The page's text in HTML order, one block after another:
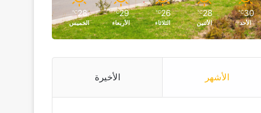
30
℃
الأحد
28
℃
الأثنين
26
℃
الثلاثاء
29
℃
الأربعاء
28
℃
الخميس
الأشهر الأخيرة